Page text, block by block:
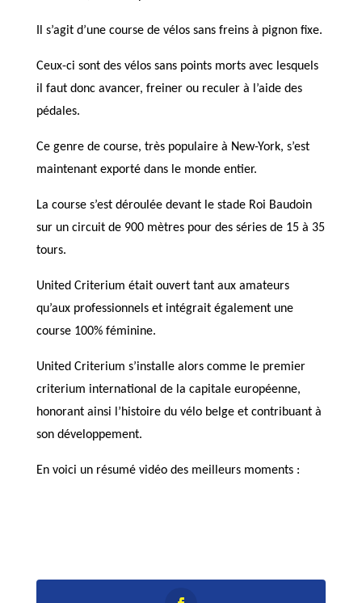
Il s’agit d’une course de vélos sans freins à pignon fixe.
Ceux-ci sont des vélos sans points morts avec lesquels
il faut donc avancer, freiner ou reculer à l’aide des
pédales.
Ce genre de course, très populaire à New-York, s’est
maintenant exporté dans le monde entier.
La course s’est déroulée devant le stade Roi Baudoin
sur un circuit de 900 mètres pour des séries de 15 à 35
tours.
United Criterium était ouvert tant aux amateurs
qu’aux professionnels et intégrait également une
course 100% féminine.
United Criterium s’installe alors comme le premier
criterium international de la capitale européenne,
honorant ainsi l’histoire du vélo belge et contribuant à
son développement.
En voici un résumé vidéo des meilleurs moments :